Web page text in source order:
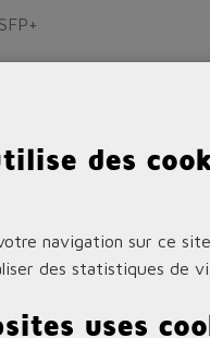
SFP+
SFP+
des
navigation sur ce
des statistiques de
uses